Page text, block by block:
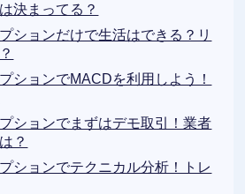
決まってる？
ションだけで生活はできる？リ
ションでMACDを利用しよう！
ションでまずはデモ取引！業者
？
ションでテクニカル分析！トレ